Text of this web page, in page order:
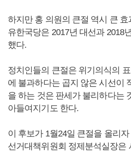
하지만 홍 의원의 큰절 역시 큰
유한국당은 2017년 대선과 2018
했다.
정치인들의 큰절은 위기의식의
에 불과하다는 곱지 않은 시선이
을 하는 것은 판세가 불리하다는
아들여지기도 한다.
이 후보가 1월24일 큰절을 올리
선거대책위원회 정제분석실장은